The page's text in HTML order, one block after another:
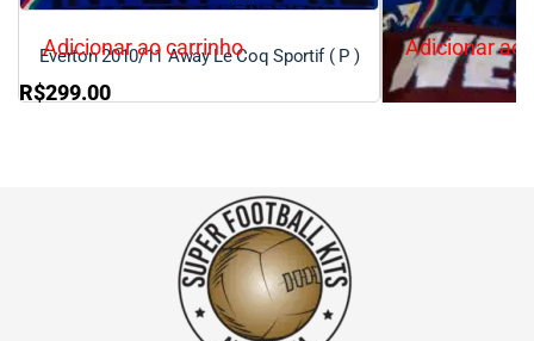
Everton 2010/11 Away Le Coq Sportif ( P )
R$299.00
Adicionar ao carrinho Adicionar ao